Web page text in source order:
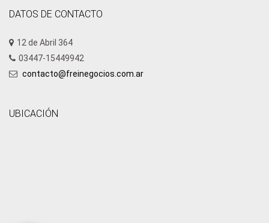
DATOS DE CONTACTO
12 de Abril 364
03447-15449942
contacto@freinegocios.com.ar
UBICACIÓN